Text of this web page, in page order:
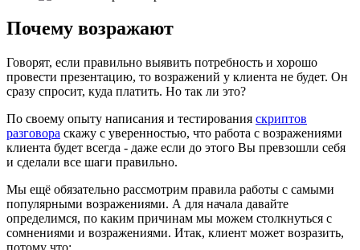
Почему возражают
Говорят, если правильно выявить потребность и хорошо
провести презентацию, то возражений у клиента не будет. Он
сразу спросит, куда платить. Но так ли это?
По своему опыту написания и тестирования скриптов
разговора скажу с уверенностью, что работа с возражениями
клиента будет всегда - даже если до этого Вы превзошли себя
и сделали все шаги правильно.
Мы ещё обязательно рассмотрим правила работы с самыми
популярными возражениями. А для начала давайте
определимся, по каким причинам мы можем столкнуться с
сомнениями и возражениями. Итак, клиент может возразить,